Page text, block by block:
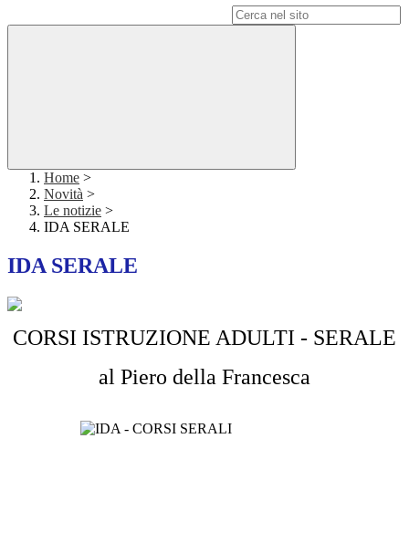
Home >
Novità >
Le notizie >
IDA SERALE
IDA SERALE
CORSI ISTRUZIONE ADULTI - SERALE
al Piero della Francesca